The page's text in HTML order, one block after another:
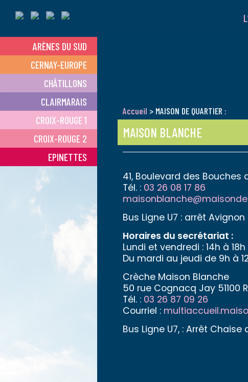
ARÈNES DU SUD
CERNAY-EUROPE
CHÂTILLONS
CLAIRMARAIS
CROIX-ROUGE 1
CROIX-ROUGE 2
EPINETTES
Accueil > MAISON DE QUARTIER :
MAISON BLANCHE
41, Boulevard des Bouches
Tél. : 03 26 08 17 86
Bus Ligne U7 : arrêt Avignon
Horaires du secrétariat :
Lundi et vendredi : 14h à 18h
Du mardi au jeudi de 9h à
Crèche Maison Blanche
50 rue Cognacq Jay 51100
Tél. : 03 26 87 09 26
Courriel :
Bus Ligne U7, : Arrêt